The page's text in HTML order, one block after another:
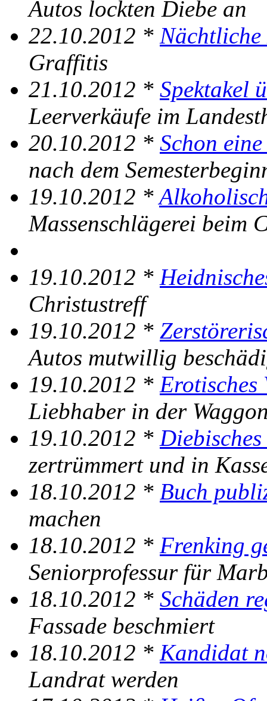
Autos lockten Diebe an
22.10.2012 *
Graffitis
21.10.2012 * Spektakel
Leerverkäufe im
20.10.2012 * Schon eine
nach dem
19.10.2012 *
Massenschlägerei beim
19.10.2012 *
Christustreff
19.10.2012 *
Autos mutwillig
19.10.2012 *
Liebhaber in der
19.10.2012 *
zertrümmert und in
18.10.2012 * Buch
machen
18.10.2012 * Frenking
Seniorprofessur für
18.10.2012 * Schäden
Fassade beschmiert
18.10.2012 * Kandidat
Landrat werden